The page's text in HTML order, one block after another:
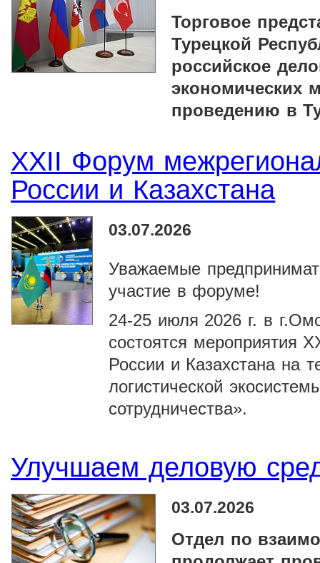
Торговое
Турецкой
российское
экономических
проведению в
XXII Форум
России и Казахстана
03.07.2026
Уважаемые
участие в форуме!
24-25 июля 2026 г. в
состоятся мероприятия
России и Казахстана на
логистической
сотрудничества».
Улучшаем деловую
03.07.2026
Отдел по